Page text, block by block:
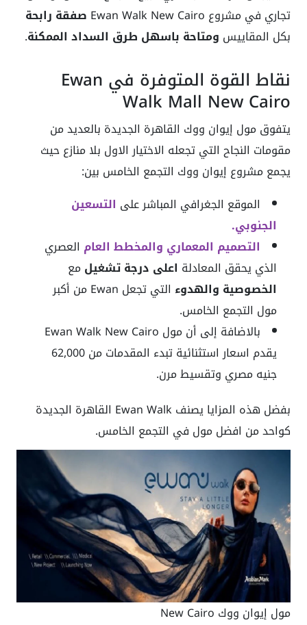
تجاري في مشروع Ewan Walk New Cairo
صفقة رابحة
بكل المقاييس ومتاحة باسهل طرق السداد الممكنة.
نقاط القوة المتوفرة في Ewan
Walk Mall New Cairo
يتفوق مول إيوان ووك القاهرة الجديدة بالعديد من
مقومات النجاح التي تجعله الاختيار الاول بلا منازع حيث
يجمع مشروع إيوان ووك التجمع الخامس بين:
الموقع الجغرافي المباشر على التسعين
الجنوبي.
التصميم المعماري والمخطط العام العصري
الذي يحقق المعادلة اعلى درجة تشغيل مع
الخصوصية والهدوء
التي تجعل Ewan من أكبر
مول التجمع الخامس.
بالاضافة إلى أن مول Ewan Walk New Cairo
يقدم اسعار استثنائية تبدء المقدمات من 62,000
جنيه مصري وتقسيط مرن.
بفضل هذه المزايا يصنف Ewan Walk القاهرة الجديدة
كواحد من افضل مول في التجمع الخامس.
مول إيوان ووك New Cairo